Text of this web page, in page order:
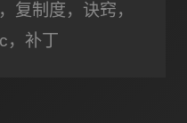
复制度，诀窍，
，补丁